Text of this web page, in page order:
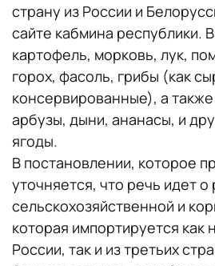
страну из России и
сайте кабмина республики.
картофель, морковь, лук,
горох, фасоль, грибы (как
консервированные), а
арбузы, дыни, ананасы, и
ягоды.
В постановлении, которое
уточняется, что речь идет о
сельскохозяйственной и
которая импортируется как
России, так и из третьих